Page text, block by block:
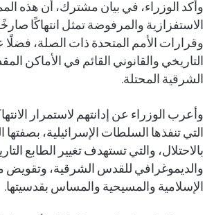
وأكد الوزراء، في بيان مشترك، أن هذه
الاستفزازية والمرفوضة تمثل انتهاكًا
وقرارات الأمم المتحدة ذات الصلة، فضلًا
التاريخي والقانوني القائم في الأماكن
الشرقية المحتلة.
وأعرب الوزراء عن إدانتهم لاستمرار
التي تنفذها السلطات الإسرائيلية، بصفتها
بالاحتلال، والتي تستهدف تغيير الطابع
والديموغرافي للقدس الشرقية، وتقويض
الإسلامية والمسيحية والمساس بقدسيتها.